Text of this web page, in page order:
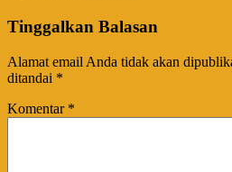
Tinggalkan Balasan
Alamat email Anda tidak akan
ditandai *
Komentar *